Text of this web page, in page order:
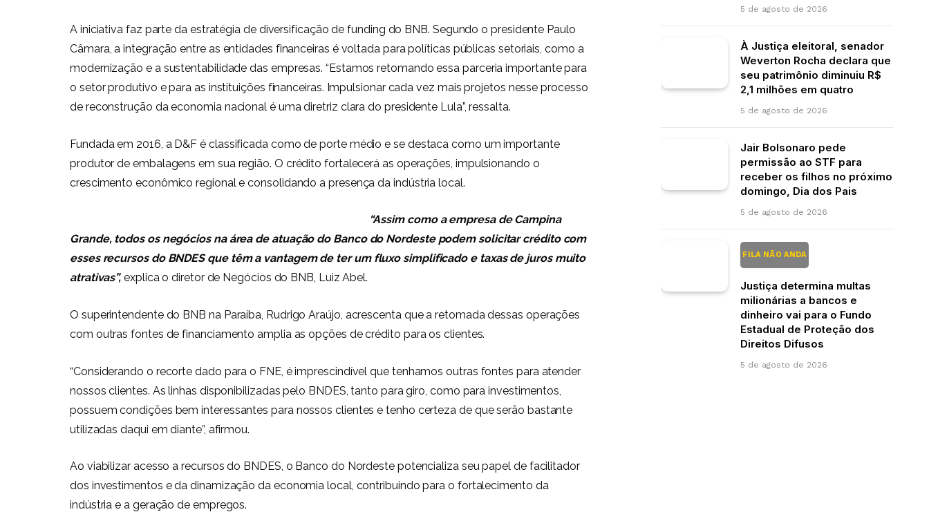
A iniciativa faz parte da estratégia de diversificação de funding do BNB. Segundo o presidente Paulo
Câmara, a integração entre as entidades financeiras é voltada para políticas públicas setoriais, como a
modernização e a sustentabilidade das empresas. “Estamos retomando essa parceria importante para
o setor produtivo e para as instituições financeiras. Impulsionar cada vez mais projetos nesse processo
de reconstrução da economia nacional é uma diretriz clara do presidente Lula”, ressalta.
Fundada em 2016, a D&F é classificada como de porte médio e se destaca como um importante
produtor de embalagens em sua região. O crédito fortalecerá as operações, impulsionando o
crescimento econômico regional e consolidando a presença da indústria local.
“Assim como a empresa de Campina
Grande, todos os negócios na área de atuação do Banco do Nordeste podem solicitar crédito com
esses recursos do BNDES que têm a vantagem de ter um fluxo simplificado e taxas de juros muito
atrativas”, explica o diretor de Negócios do BNB, Luiz Abel.
O superintendente do BNB na Paraíba, Rudrigo Araújo, acrescenta que a retomada dessas operações
com outras fontes de financiamento amplia as opções de crédito para os clientes.
“Considerando o recorte dado para o FNE, é imprescindível que tenhamos outras fontes para atender
nossos clientes. As linhas disponibilizadas pelo BNDES, tanto para giro, como para investimentos,
possuem condições bem interessantes para nossos clientes e tenho certeza de que serão bastante
utilizadas daqui em diante”, afirmou.
Ao viabilizar acesso a recursos do BNDES, o Banco do Nordeste potencializa seu papel de facilitador
dos investimentos e da dinamização da economia local, contribuindo para o fortalecimento da
indústria e a geração de empregos.
5 de agosto de 2026
À Justiça eleitoral, senador
Weverton Rocha declara que
seu patrimônio diminuiu R$
2,1 milhões em quatro
5 de agosto de 2026
Jair Bolsonaro pede
permissão ao STF para
receber os filhos no próximo
domingo, Dia dos Pais
5 de agosto de 2026
FILA NÃO ANDA
Justiça determina multas
milionárias a bancos e
dinheiro vai para o Fundo
Estadual de Proteção dos
Direitos Difusos
5 de agosto de 2026